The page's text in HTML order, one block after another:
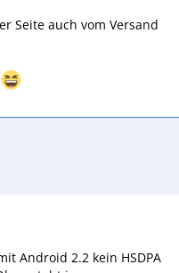
Seite auch vom Versand
Android 2.2 kein HSDPA